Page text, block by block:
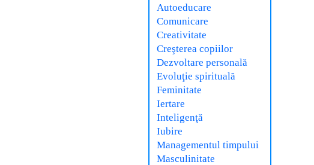
Autoeducare
Comunicare
Creativitate
Creşterea copiilor
Dezvoltare personală
Evoluţie spirituală
Feminitate
Iertare
Inteligenţă
Iubire
Managementul timpului
Masculinitate